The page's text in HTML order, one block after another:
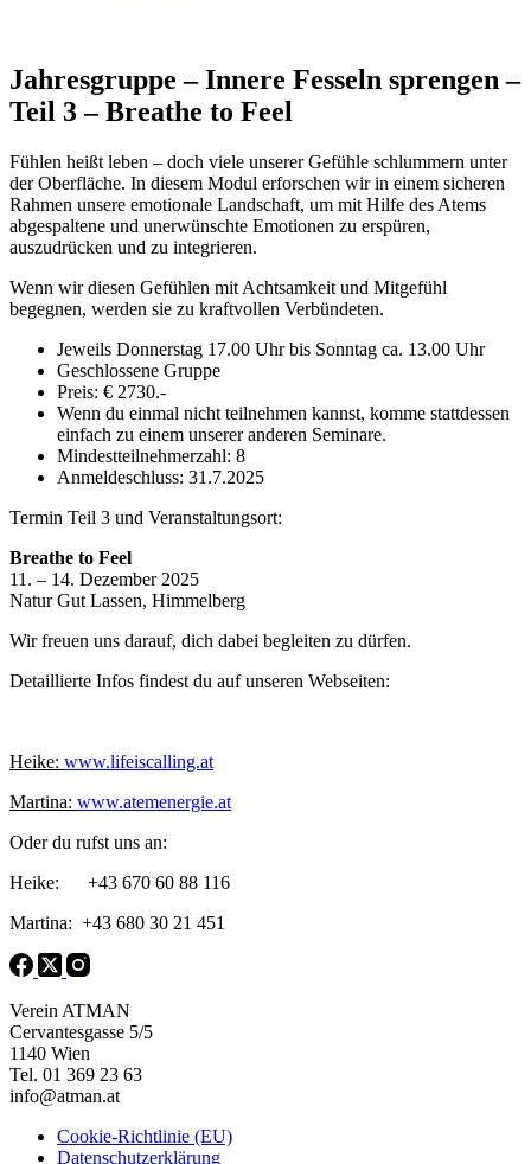
Jahresgruppe – Innere Fesseln sprengen –
Teil 3 – Breathe to Feel
Fühlen heißt leben – doch viele unserer Gefühle schlummern unter
der Oberfläche. In diesem Modul erforschen wir in einem sicheren
Rahmen unsere emotionale Landschaft, um mit Hilfe des Atems
abgespaltene und unerwünschte Emotionen zu erspüren,
auszudrücken und zu integrieren.
Wenn wir diesen Gefühlen mit Achtsamkeit und Mitgefühl
begegnen, werden sie zu kraftvollen Verbündeten.
Jeweils Donnerstag 17.00 Uhr bis Sonntag ca. 13.00 Uhr
Geschlossene Gruppe
Preis: € 2730.-
Wenn du einmal nicht teilnehmen kannst, komme stattdessen
einfach zu einem unserer anderen Seminare.
Mindestteilnehmerzahl: 8
Anmeldeschluss: 31.7.2025
Termin Teil 3 und Veranstaltungsort:
Breathe to Feel
11. – 14. Dezember 2025
Natur Gut Lassen, Himmelberg
Wir freuen uns darauf, dich dabei begleiten zu dürfen.
Detaillierte Infos findest du auf unseren Webseiten:
Heike: www.lifeiscalling.at
Martina: www.atemenergie.at
Oder du rufst uns an:
Heike: +43 670 60 88 116
Martina: +43 680 30 21 451
Verein ATMAN
Cervantesgasse 5/5
1140 Wien
Tel. 01 369 23 63
info@atman.at
Cookie-Richtlinie (EU)
Datenschutzerklärung